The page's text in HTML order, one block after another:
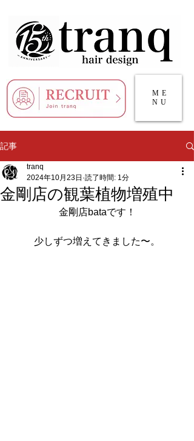
ME
NU
記事
金剛店の観葉植物増殖中
tranq
2024年10月23日 読了時間: 1分
金剛店bataです！
少しずつ増えてきました〜。